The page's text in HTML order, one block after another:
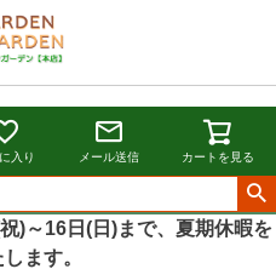
入り メール送信 カートを見る
)～16日(日)まで、夏期休暇を
ます。